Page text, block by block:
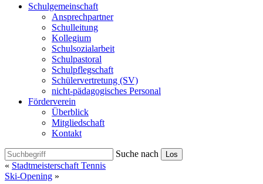
Schulgemeinschaft
Ansprechpartner
Schulleitung
Kollegium
Schulsozialarbeit
Schulpastoral
Schulpflegschaft
Schülervertretung (SV)
nicht-pädagogisches Personal
Förderverein
Überblick
Mitgliedschaft
Kontakt
Suche nach Los
« Stadtmeisterschaft Tennis
Ski-Opening »